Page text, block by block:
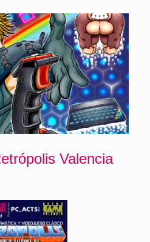
Valencia